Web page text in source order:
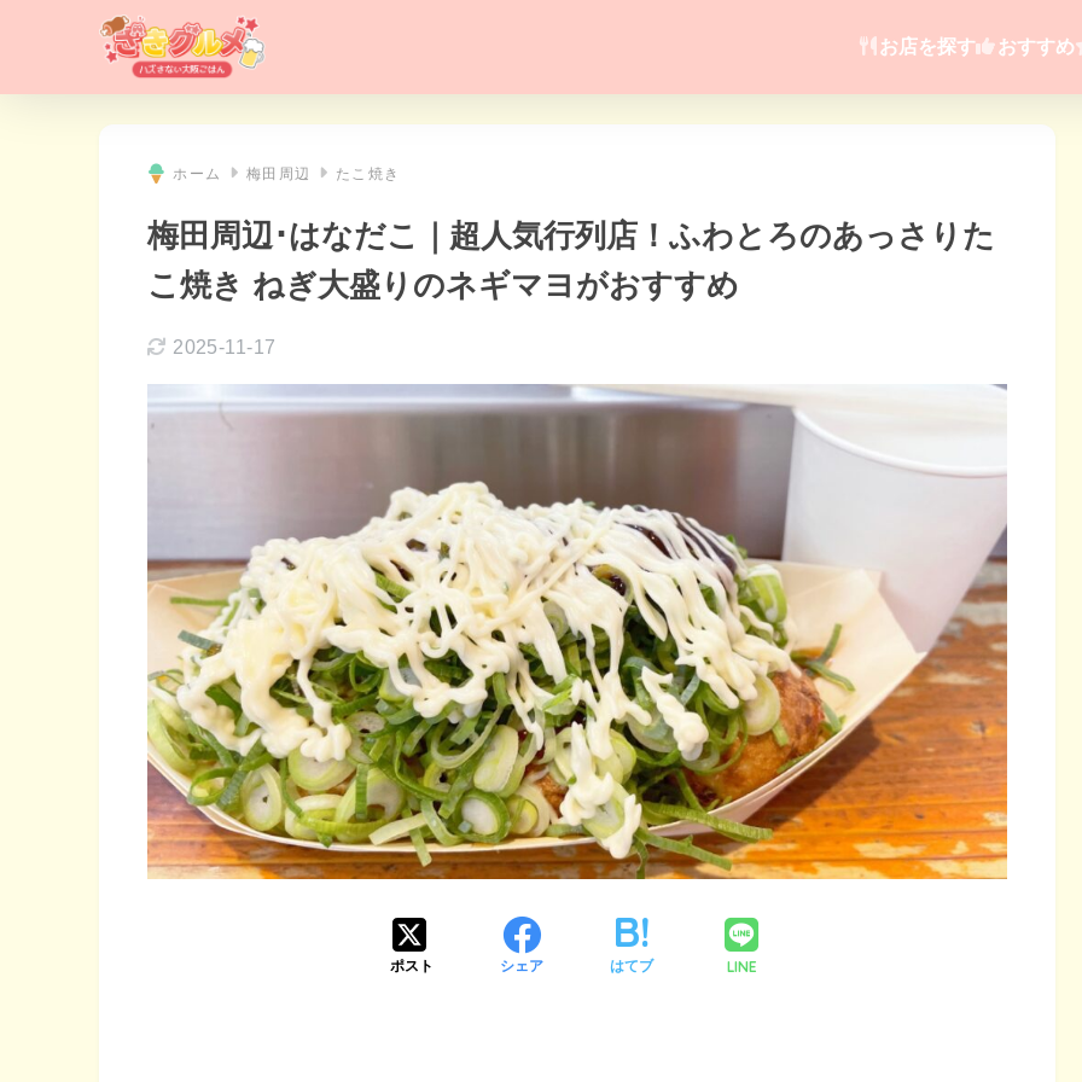
お店を探す おすすめ
ホーム 梅田周辺 たこ焼き
梅田周辺･はなだこ｜超人気行列店！ふわとろのあっさりた
こ焼き ねぎ大盛りのネギマヨがおすすめ
2025-11-17
ポスト シェア はてブ LINE